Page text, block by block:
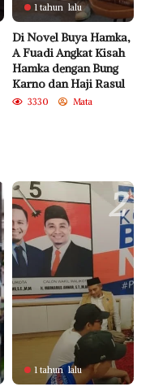
1 tahun lalu
Di Novel Buya Hamka,
A Fuadi Angkat Kisah
Hamka dengan Bung
Karno dan Haji Rasul
3330 Mata
2
1 tahun lalu